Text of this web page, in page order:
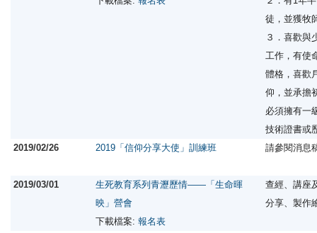
徒，並獲牧
３．喜歡與
工作，有使
體格，喜歡
仰，並承擔
必須擁有一
技術證書或
2019/02/26
2019「信仰分享大使」訓練班 請參閱消息
2019/03/01
生死教育系列青瀝歷情——「生命暉
映」營會
下載檔案: 報名表
查經、講座
分享、製作